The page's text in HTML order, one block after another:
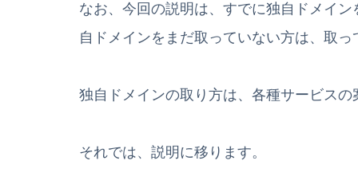
なお、今回の説明は、すでに独自ドメイ
自ドメインをまだ取っていない方は、取っ
独自ドメインの取り方は、各種サービス
それでは、説明に移ります。